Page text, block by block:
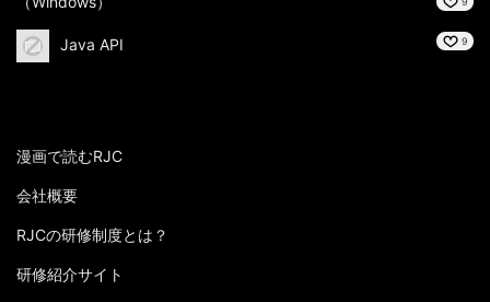
Java API 9
漫画で読むRJC
会社概要
RJCの研修制度とは？
研修紹介サイト